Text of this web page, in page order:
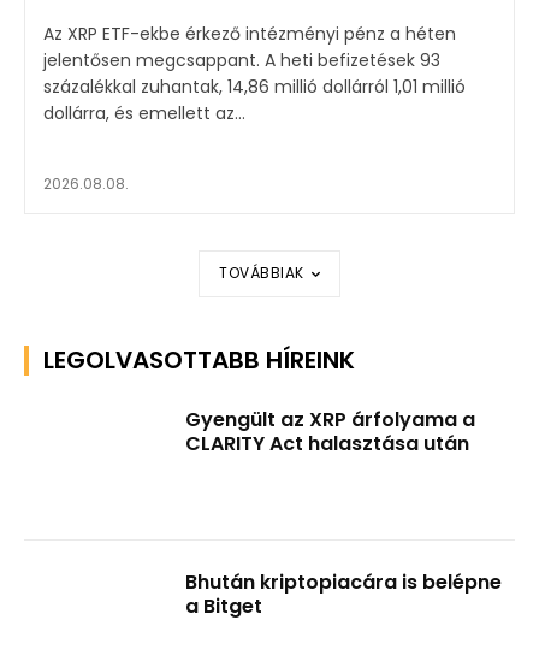
Az XRP ETF-ekbe érkező intézményi pénz a héten
jelentősen megcsappant. A heti befizetések 93
százalékkal zuhantak, 14,86 millió dollárról 1,01 millió
dollárra, és emellett az...
2026.08.08.
TOVÁBBIAK
LEGOLVASOTTABB HÍREINK
Gyengült az XRP árfolyama a
CLARITY Act halasztása után
Bhután kriptopiacára is belépne
a Bitget